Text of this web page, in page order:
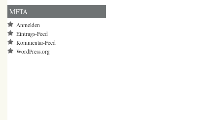
META
Anmelden
Eintrags-Feed
Kommentar-Feed
WordPress.org